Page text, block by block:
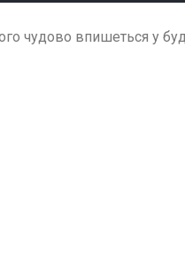
чудово впишеться у